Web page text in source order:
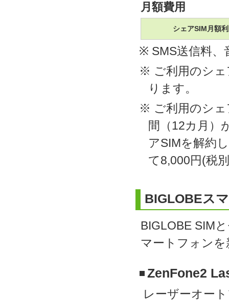
月額費用
シェアSIM月額
※ SMS送信料、
※ ご利用のシェ
ります。
※ ご利用のシェ
間（12カ月）
アSIMを解約
て8,000円(税
BIGLOBEス
BIGLOBE SIM
マートフォン
ZenFone2
レーザーオー